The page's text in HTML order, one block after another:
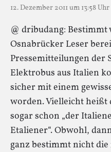
12. Dezember 2011 um 13:58 Uhr
@ dribudang:
Osnabrücker Leser
Pressemitteilungen der
Elektrobus aus Italien
sicher mit einem
worden. Vielleicht
sogar schon „der
Etaliener“. Obwohl,
ganz bestimmt nicht